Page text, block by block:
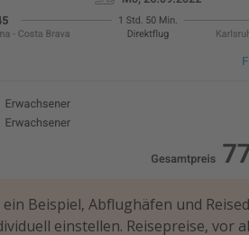
Beispiel, Abflughäfen und
einstellen. Reisepreise, vor